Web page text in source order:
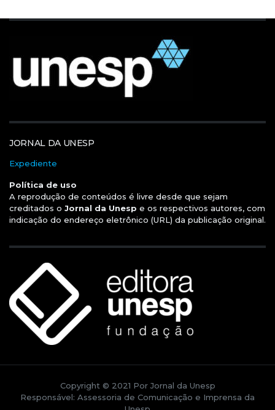
JORNAL DA UNESP
Expediente
Política de uso
A reprodução de conteúdos é livre desde que sejam
creditados o Jornal da Unesp e os respectivos autores, com
indicação do endereço eletrônico (URL) da publicação original.
Copyright © 2021 Por Jornal da Unesp
Responsável: Assessoria de Comunicação e Imprensa da